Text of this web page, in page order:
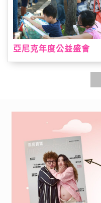
亞尼克年度公益盛會
趣，早鳥報到就送手撕